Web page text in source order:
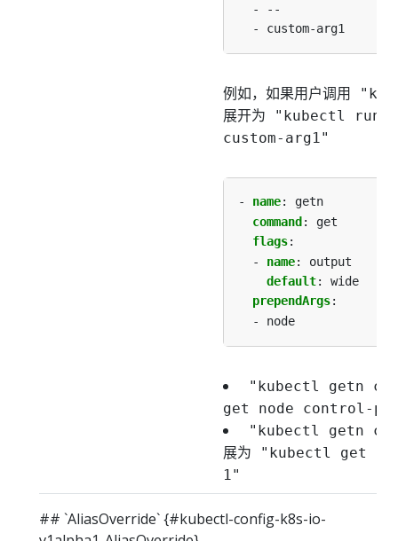
- --
- custom-arg1
例如，如果用户调用
展开为
"kubectl run
custom-arg1"
- name:
getn
command :
get
flags:
- name:
output
default:
wide
prependArgs:
- node
"kubectl getn
get node control-
"kubectl getn
展为 "kubectl get
1"
## `AliasOverride` {#kubectl-config-k8s-io-